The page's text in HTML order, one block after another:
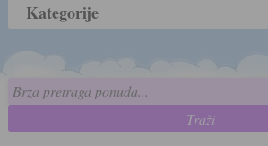
Kategorije